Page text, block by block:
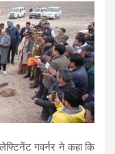
गवर्नर ने कहा कि